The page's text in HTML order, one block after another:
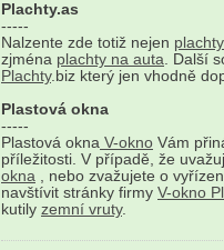
Plachty.as
-----
Nalzente zde totiž nejen
zjména plachty na auta. Další
Plachty.biz který jen vhodně
Plastová okna
-----
Plastová okna V-okno Vám
příležitosti. V případě, že
okna , nebo zvažujete o
navštívit stránky firmy V-okno
kutily zemní vruty.